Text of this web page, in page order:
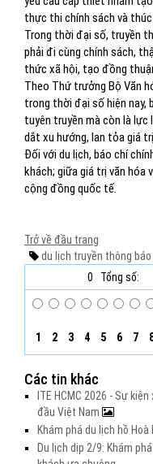
thực thi chính sách và
Trong thời đại số, truyền
phải đi cùng chính sách,
thức xã hội, tạo đồng
Theo Thứ trưởng Bộ Văn
trong thời đại số hiện nay,
tuyên truyền mà còn là
dắt xu hướng, lan tỏa giá
Đối với du lịch, báo chí
khách; giữa giá trị văn hóa
cộng đồng quốc tế.
Trở về đầu trang
du lịch truyền thông
0
Tổng số:
1 2 3 4 5 6 7
Các tin khác
ITE HCMC 2026 - Sự
đầu Việt Nam
Khám phá du lịch hồ Hoà
Du lịch dịp 2/9: Khám